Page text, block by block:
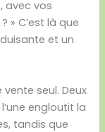
avec vos
» C’est là que
et un
seul. Deux
engloutit la
tandis que